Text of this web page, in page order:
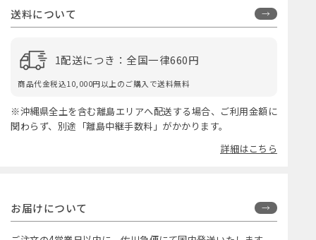
送料について
1配送につき：全国一律660円
商品代金税込10,000円以上のご購入で送料無料
※沖縄県全土を含む離島エリアへ配送する場合、ご利用金額に
関わらず、別途「離島中継手数料」がかかります。
詳細はこちら
お届けについて